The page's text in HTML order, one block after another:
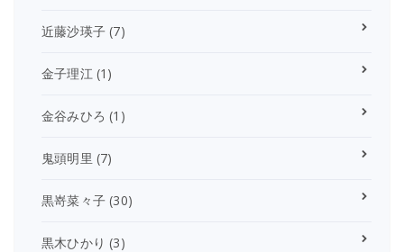
近藤沙瑛子 (7)
金子理江(1)
金谷みひろ (1)
鬼頭明里 (7)
黒嵜菜々子 (30)
黒木ひかり (3)